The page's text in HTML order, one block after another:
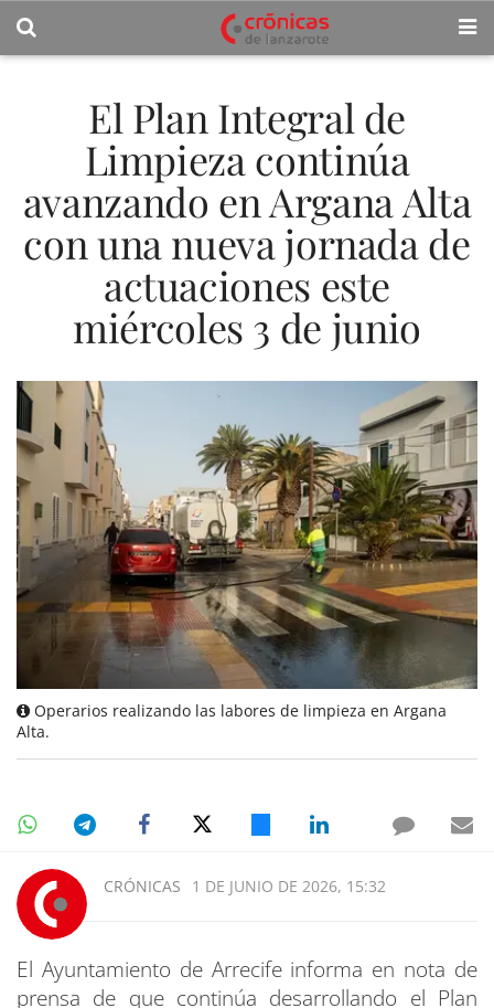
El Plan Integral de
Limpieza continúa
avanzando en Argana Alta
con una nueva jornada de
actuaciones este
miércoles 3 de junio
Operarios realizando las labores de limpieza en Argana
Alta.
CRÓNICAS 1 DE JUNIO DE 2026, 15:32
El Ayuntamiento de Arrecife informa en nota de
prensa de que continúa desarrollando el Plan